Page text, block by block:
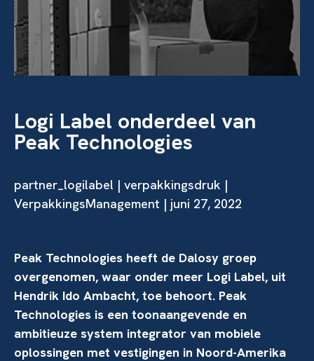
Logi Label onderdeel van
Peak Technologies
partner_logilabel | verpakkingsdruk |
VerpakkingsManagement | juni 27, 2022
Peak Technologies heeft de Dalosy groep
overgenomen, waar onder meer Logi Label, uit
Hendrik Ido Ambacht, toe behoort. Peak
Technologies is een toonaangevende en
ambitieuze system integrator van mobiele
oplossingen met vestigingen in Noord-Amerika